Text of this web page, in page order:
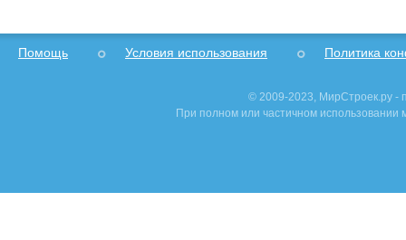
Помощь Условия использования Политика
© 2009-2023, МирСтроек.ру -
При полном или частичном использовании